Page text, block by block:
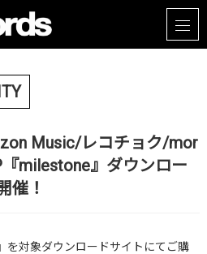
Music/レコチョク/mor
milestone』ダウンロー
催！
対象ダウンロードサイトにてご購